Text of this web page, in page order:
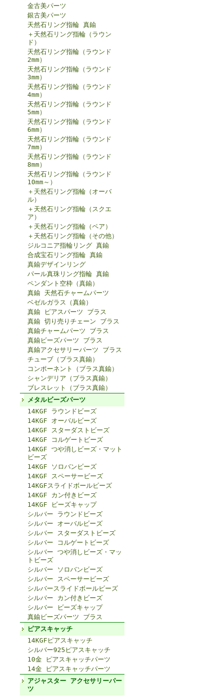
金古美パーツ
銀古美パーツ
天然石リング指輪 真鍮
＋天然石リング指輪（ラウン
ド）
天然石リング指輪（ラウンド
2mm）
天然石リング指輪（ラウンド
3mm）
天然石リング指輪（ラウンド
4mm）
天然石リング指輪（ラウンド
5mm）
天然石リング指輪（ラウンド
6mm）
天然石リング指輪（ラウンド
7mm）
天然石リング指輪（ラウンド
8mm）
天然石リング指輪（ラウンド
10mm～）
＋天然石リング指輪（オーバ
ル）
＋天然石リング指輪（スクエ
ア）
＋天然石リング指輪（ペア）
＋天然石リング指輪（その他）
ジルコニア指輪リング 真鍮
合成宝石リング指輪 真鍮
真鍮デザインリング
パール真珠リング指輪 真鍮
ペンダント空枠（真鍮）
真鍮 天然石チャームパーツ
ベゼルガラス（真鍮）
真鍮 ピアスパーツ ブラス
真鍮 切り売りチェーン ブラス
真鍮チャームパーツ ブラス
真鍮ビーズパーツ ブラス
真鍮アクセサリーパーツ ブラス
チューブ（ブラス真鍮）
コンポーネント（ブラス真鍮）
シャンデリア（ブラス真鍮）
ブレスレット（ブラス真鍮）
メタルビーズパーツ
14KGF ラウンドビーズ
14KGF オーバルビーズ
14KGF スターダストビーズ
14KGF コルゲートビーズ
14KGF つや消しビーズ・マット
ビーズ
14KGF ソロバンビーズ
14KGF スペーサービーズ
14KGFスライドボールビーズ
14KGF カン付きビーズ
14KGF ビーズキャップ
シルバー ラウンドビーズ
シルバー オーバルビーズ
シルバー スターダストビーズ
シルバー コルゲートビーズ
シルバー つや消しビーズ・マッ
トビーズ
シルバー ソロバンビーズ
シルバー スペーサービーズ
シルバースライドボールビーズ
シルバー カン付きビーズ
シルバー ビーズキャップ
真鍮ビーズパーツ ブラス
ピアスキャッチ
14KGFピアスキャッチ
シルバー925ピアスキャッチ
10金 ピアスキャッチパーツ
14金 ピアスキャッチパーツ
アジャスター アクセサリーパー
ツ